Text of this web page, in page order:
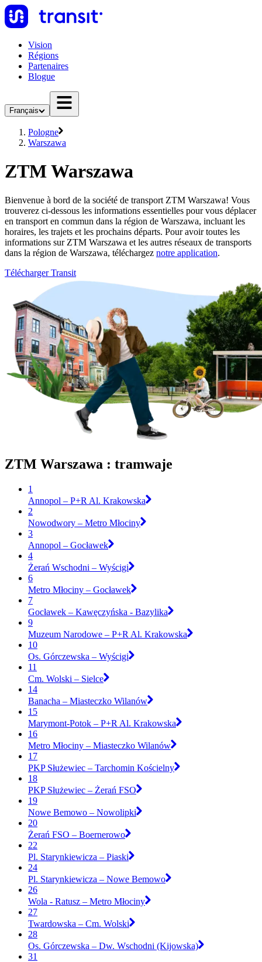
Vision
Régions
Partenaires
Blogue
Français
Pologne
Warszawa
ZTM Warszawa
Bienvenue à bord de la société de transport ZTM Warszawa! Vous
trouverez ci-dessous les informations essentielles pour vous déplacer
en transport en commun dans la région de Warszawa, incluant les
horaires, les trajets et les prochains départs. Pour avoir toutes les
informations sur ZTM Warszawa et les autres réseaux de transports
dans la région de Warszawa, téléchargez notre application.
Télécharger Transit
ZTM Warszawa : tramwaje
1
Annopol – P+R Al. Krakowska
2
Nowodwory – Metro Młociny
3
Annopol – Gocławek
4
Żerań Wschodni – Wyścigi
6
Metro Młociny – Gocławek
7
Gocławek – Kawęczyńska - Bazylika
9
Muzeum Narodowe – P+R Al. Krakowska
10
Os. Górczewska – Wyścigi
11
Cm. Wolski – Sielce
14
Banacha – Miasteczko Wilanów
15
Marymont-Potok – P+R Al. Krakowska
16
Metro Młociny – Miasteczko Wilanów
17
PKP Służewiec – Tarchomin Kościelny
18
PKP Służewiec – Żerań FSO
19
Nowe Bemowo – Nowolipki
20
Żerań FSO – Boernerowo
22
Pl. Starynkiewicza – Piaski
24
Pl. Starynkiewicza – Nowe Bemowo
26
Wola - Ratusz – Metro Młociny
27
Twardowska – Cm. Wolski
28
Os. Górczewska – Dw. Wschodni (Kijowska)
31